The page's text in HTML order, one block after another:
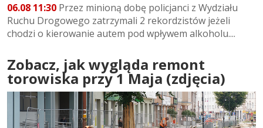
06.08 11:30 Przez minioną dobę policjanci z Wydziału
Ruchu Drogowego zatrzymali 2 rekordzistów jeżeli
chodzi o kierowanie autem pod wpływem alkoholu....
Zobacz, jak wygląda remont
torowiska przy 1 Maja (zdjęcia)